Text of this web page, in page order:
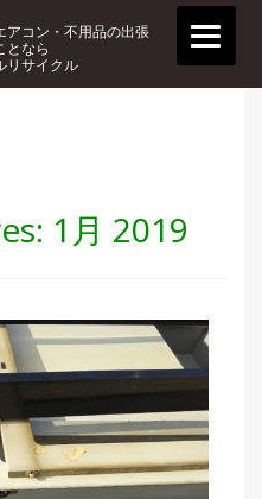
アコン・不用品の出張
となら
リサイクル
1月 2019